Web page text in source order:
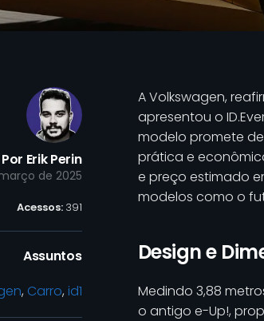
Por Erik Perin
de 2025
Acessos: 391
Assuntos
, Carro, id1
A Volkswagen,
apresentou o
modelo promete
prática e
e preço estimado
modelos como o
Design e
Medindo 3,88
o antigo e-Up!,